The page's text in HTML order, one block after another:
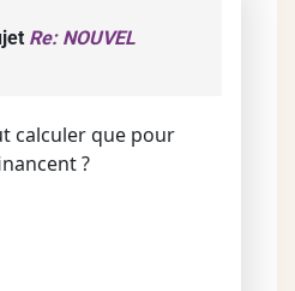
Re: NOUVEL
calculer que pour
?